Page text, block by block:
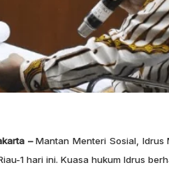
–Mantan Menteri Sosial, Idrus
1 hari ini. Kuasa hukum Idrus